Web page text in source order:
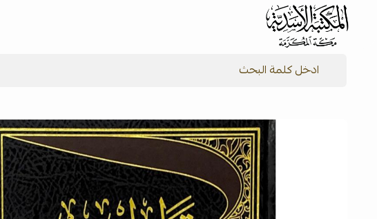
شركة المكتبة الأسدية للنشر والتوزيع